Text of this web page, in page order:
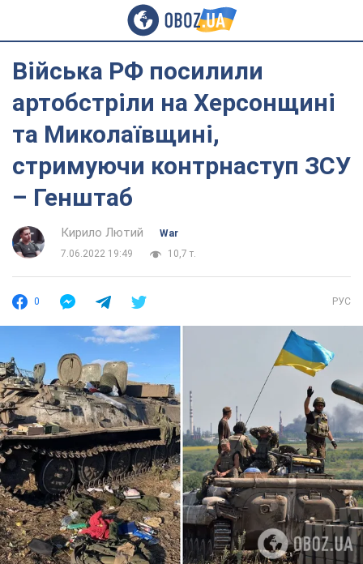
Війська РФ посилили
артобстріли на Херсонщині
та Миколаївщині,
стримуючи контрнаступ ЗСУ
– Генштаб
Кирило Лютий
War
7.06.2022 19:49
10,7 т.
0 РУС